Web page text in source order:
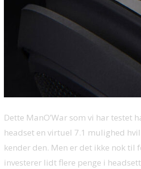
Dette ManO’War som vi har testet
headset en virtuel 7.1 mulighed
kender den. Men er det ikke nok til
investerer lidt flere penge i